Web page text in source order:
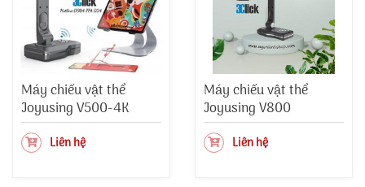
Máy chiếu vật thể
Joyusing V500-4K
Liên hệ
Máy chiếu vật thể
Joyusing V800
Liên hệ